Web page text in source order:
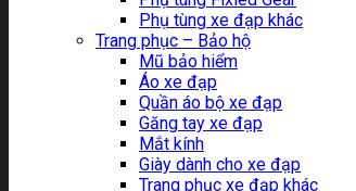
Phụ tùng xe đạp khác
Trang phục – Bảo hộ
Mũ bảo hiểm
Áo xe đạp
Quần áo bộ xe đạp
Găng tay xe đạp
Mắt kính
Giày dành cho xe đạp
Trang phục xe đạp khác